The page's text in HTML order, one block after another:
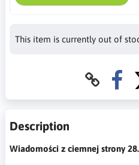
This item is currently out of
Description
Wiadomości z ciemnej strony